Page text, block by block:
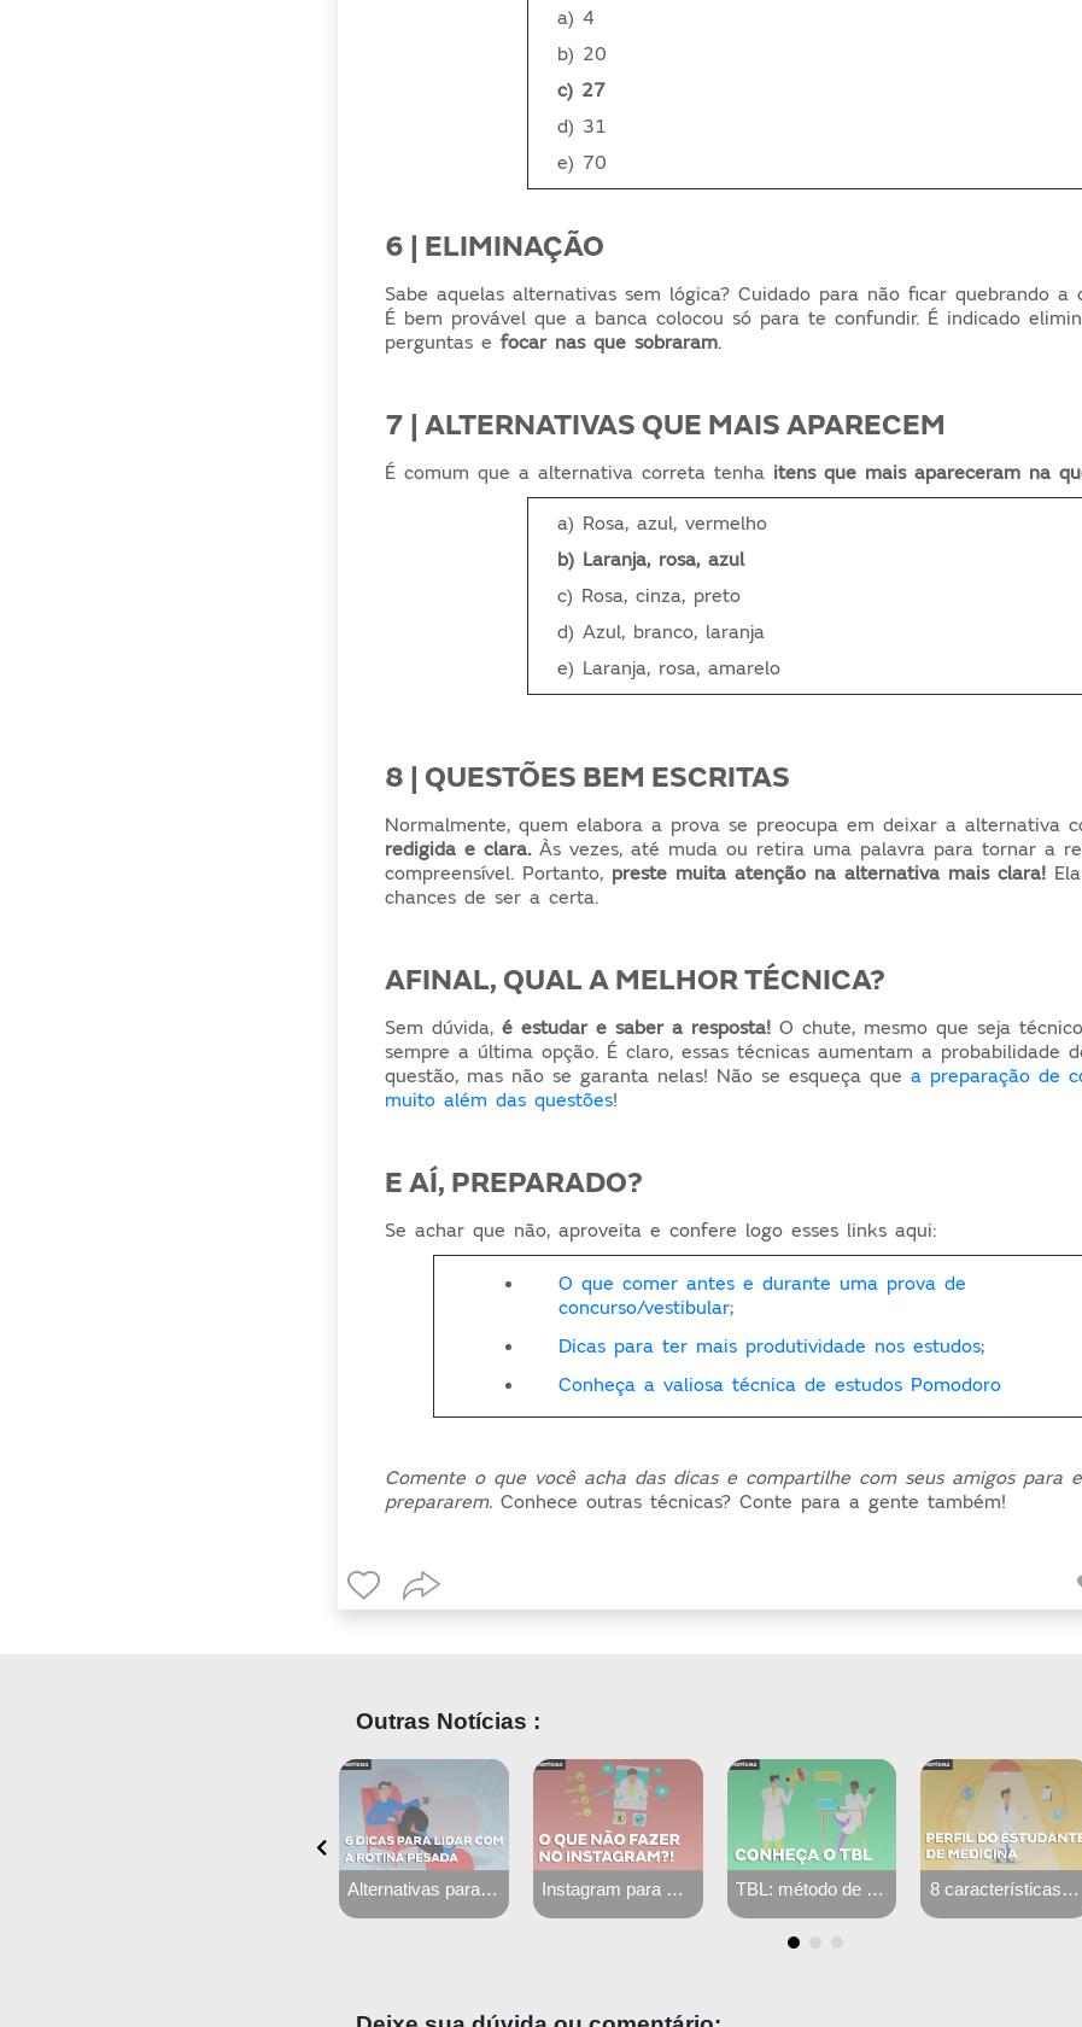
a) 4
b) 20
c) 27
d) 31
e) 70
6 | ELIMINAÇÃO
Sabe aquelas alternativas sem lógica? Cuidado para não ficar quebrando a
É bem provável que a banca colocou só para te confundir. É indicado
perguntas efocar nas que sobraram.
7 | ALTERNATIVAS QUE MAIS APARECEM
É comum que a alternativa correta tenha itens que mais apareceram na
a) Rosa, azul, vermelho
b) Laranja, rosa, azul
c) Rosa, cinza, preto
d) Azul, branco, laranja
e) Laranja, rosa, amarelo
8 | QUESTÕES BEM ESCRITAS
Normalmente, quem elabora a prova se preocupa em deixar a alternativa
redigida e clara.Às vezes, até muda ou retira uma palavra para tornar a
compreensível. Portanto, preste muita atenção na alternativa mais clara!
chances de ser a certa.
AFINAL, QUAL A MELHOR TÉCNICA?
Sem dúvida,é estudar e saber a resposta! O chute, mesmo que seja
sempre a última opção. É claro, essas técnicas aumentam a probabilidade
questão, mas não se garanta nelas! Não se esqueça quea preparação de
muito além das questões!
E AÍ, PREPARADO?
Se achar que não, aproveita e confere logo esses links aqui:
O que comer antes e durante uma prova de
concurso/vestibular;
Dicas para ter mais produtividade nos estudos;
Conheça a valiosa técnica de estudos Pomodoro
Comente o que você acha das dicas e compartilhe com seus amigos para
prepararem. Conhece outras técnicas? Conte para a gente também!
Outras Notícias :
Instagram para médicos: 6 erros que você não deve cometer 8 características que não podem faltar em um estudante de medicina Como aprender sobre ventilação mecânica - Ventilamed e CPVent